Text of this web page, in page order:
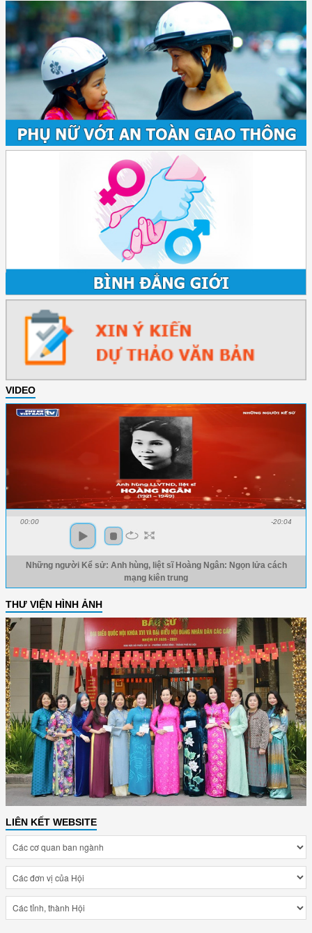
VIDEO
00:00 -20:04
Những người Kể sử: Anh hùng, liệt sĩ Hoàng Ngân: Ngọn lửa cách
mạng kiên trung
THƯ VIỆN HÌNH ẢNH
LIÊN KẾT WEBSITE